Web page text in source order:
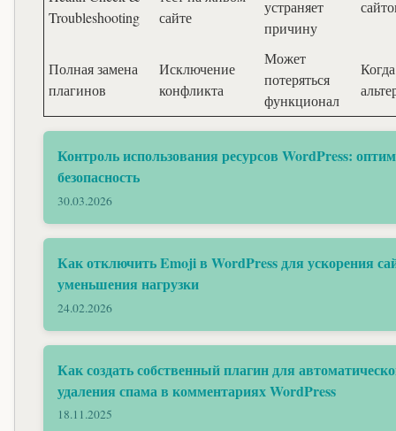
Troubleshooting
сайте
устраняет
причину
Полная замена
плагинов
Исключение
конфликта
Может
потеряться
функционал
Контроль использования ресурсов WordPress:
безопасность
30.03.2026
Как отключить Emoji в WordPress для ускорения
уменьшения нагрузки
24.02.2026
Как создать собственный плагин для
удаления спама в комментариях WordPress
18.11.2025